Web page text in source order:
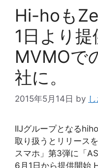
Hi-hoも
1日より提
MVMOで
社に。
2015年5月14日 by
IIJグループとなる
取り扱うとリリース
スマホ」第3弾に「
6月1日から提供開始